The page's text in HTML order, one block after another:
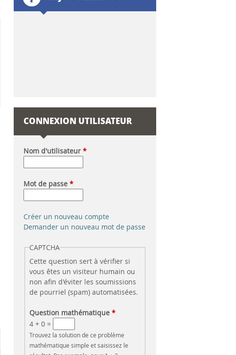
l
d
e
r
e
c
h
e
r
c
h
e
CONNEXION UTILISATEUR
Nom d'utilisateur*
Mot de passe*
Créer un nouveau compte
Demander un nouveau mot de passe
CAPTCHA
Cette question sert à vérifier si
vous êtes un visiteur humain ou
non afin d'éviter les soumissions
de pourriel (spam) automatisées.
Question mathématique*
4 + 0 =
Trouvez la solution de ce problème
mathématique simple et saisissez le